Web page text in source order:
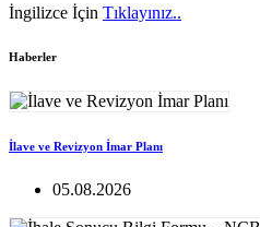
İngilizce İçin Tıklayınız..
Haberler
İlave ve Revizyon İmar Planı
05.08.2026